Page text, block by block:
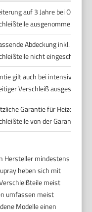
auf 3 Jahre bei Online-
ausgenommen
Abdeckung inkl.
nicht eingeschlossen
gilt auch bei intensiver
Verschleiß
Garantie für
von der Garantie
Hersteller mindestens
heben sich mit
meist
umfassen meist
Modelle einen